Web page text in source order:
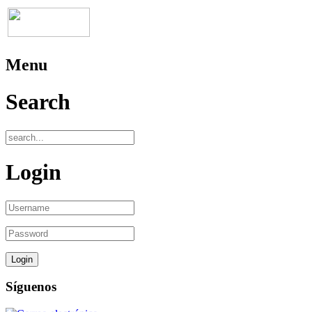
Menu
Search
Login
Síguenos